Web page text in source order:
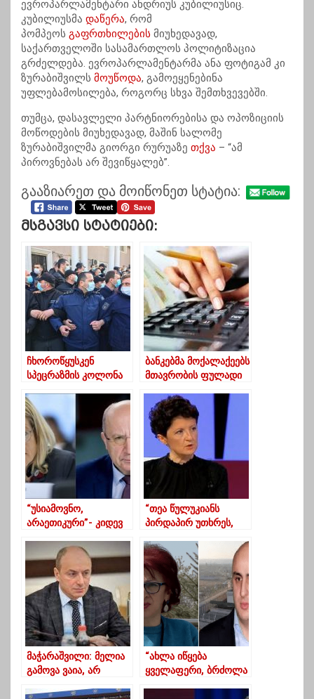
ევროპარლამენტარი ანდრიუს კუბილიუსიც.
კუბილიუსმა დაწერა, რომ
პომპეოს გაფრთხილების მიუხედავად,
საქართველოში სასამართლოს პოლიტიზაცია
გრძელდება. ევროპარლამენტარმა ანა ფოტიგამ კი
ზურაბიშვილს მოუწოდა, გამოეყენებინა
უფლებამოსილება, როგორც სხვა შემთხვევებში.
თუმცა, დასავლელი პარტნიორებისა და ოპოზიციის
მოწოდების მიუხედავად, მაშინ სალომე
ზურაბიშვილმა გიორგი რურუაზე თქვა – “ამ
პიროვნებას არ შევიწყალებ”.
გააზიარეთ და მოიწონეთ სტატია:
Მსგავსი Სტატიები:
ჩხოროწყუსკენ
სპეცრაზმის კოლონა
ბანკებმა მოქალაქეებს
მთავრობის ფულადი
თვითნებურად
გაუქვითეს
“უსიამოვნო,
არაეთიკური”- კიდევ
თალაკვაძეს
ევროპარლამენტარებ
მა
“თეა წულუკიანს
პირდაპირ უთხრეს,
მაჭარაშვილი: მელია
გამოვა ვაია, არ
“ახლა იწყება
ყველაფერი, ბრძოლა